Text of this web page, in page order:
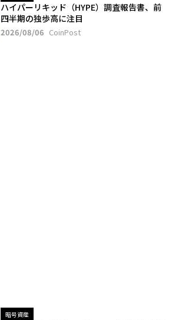
ハイパーリキッド（HYPE）調査報告書、前
四半期の独歩高に注目
2026/08/06 CoinPost
暗号資産